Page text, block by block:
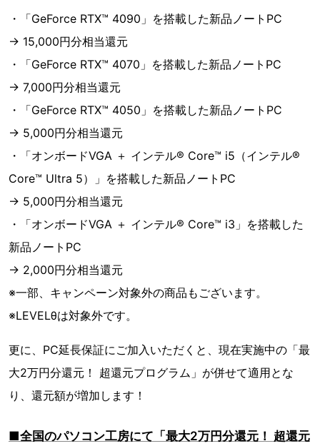
・「GeForce RTX™ 4090」を搭載した新品ノートPC
→ 15,000円分相当還元
・「GeForce RTX™ 4070」を搭載した新品ノートPC
→ 7,000円分相当還元
・「GeForce RTX™ 4050」を搭載した新品ノートPC
→ 5,000円分相当還元
・「オンボードVGA ＋ インテル® Core™ i5（インテル®
Core™ Ultra 5）」を搭載した新品ノートPC
→ 5,000円分相当還元
・「オンボードVGA ＋ インテル® Core™ i3」を搭載した
新品ノートPC
→ 2,000円分相当還元
※一部、キャンペーン対象外の商品もございます。
※LEVELθは対象外です。
更に、PC延長保証にご加入いただくと、現在実施中の「最
大2万円分還元！ 超還元プログラム」が併せて適用とな
り、還元額が増加します！
■全国のパソコン工房にて「最大2万円分還元！ 超還元